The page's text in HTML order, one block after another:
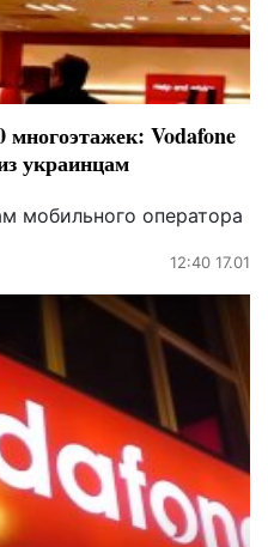
многоэтажек: Vodafone
украинцам
мобильного оператора
12:40 17.01